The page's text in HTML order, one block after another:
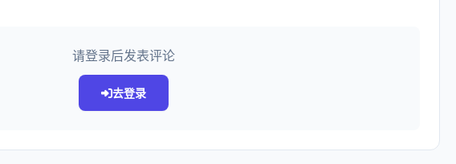
请登录后发表评论
去登录